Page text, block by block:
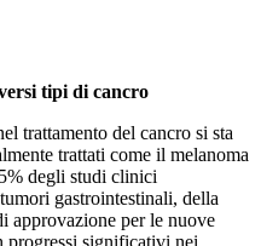
tipi di cancro
trattamento del cancro si sta
trattati come il melanoma
degli studi clinici
gastrointestinali, della
approvazione per le nuove